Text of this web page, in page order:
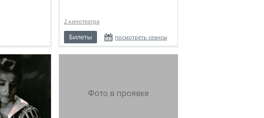
2 кинотеатра
Билеты посмотреть сеансы